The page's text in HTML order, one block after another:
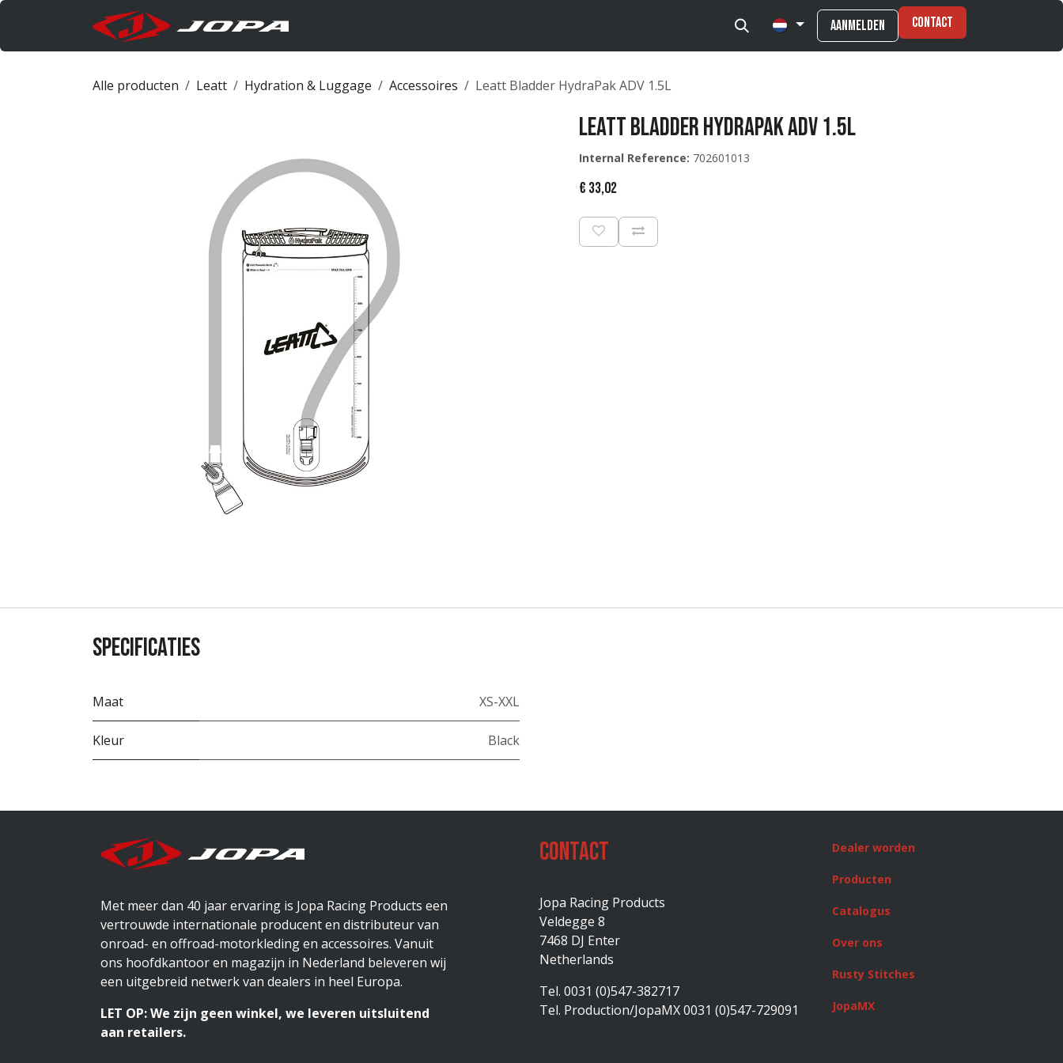
Overslaan naar inhoud
Aanmelden Contact
Alle producten Leatt Hydration & Luggage Accessoires Leatt Bladder HydraPak ADV 1.5L
Leatt Bladder HydraPak ADV 1.5L
Internal Reference: 702601013
€ 33,02
Specificaties
Maat XS-XXL
Kleur Black
Met meer dan 40 jaar ervaring is Jopa Racing Products een
vertrouwde internationale producent en distributeur van
onroad- en offroad-motorkleding en accessoires. Vanuit
ons hoofdkantoor en magazijn in Nederland beleveren wij
een uitgebreid netwerk van dealers in heel Europa.
LET OP: We zijn geen winkel, we leveren uitsluitend
aan retailers.
Contact
Jopa Racing Products
Veldegge 8
7468 DJ Enter
Netherlands
Tel. 0031 (0)547-382717
Tel. Production/JopaMX 0031 (0)547-729091
Dealer worden
Producten
Catalogus
Over ons
Rusty Stitches
JopaMX